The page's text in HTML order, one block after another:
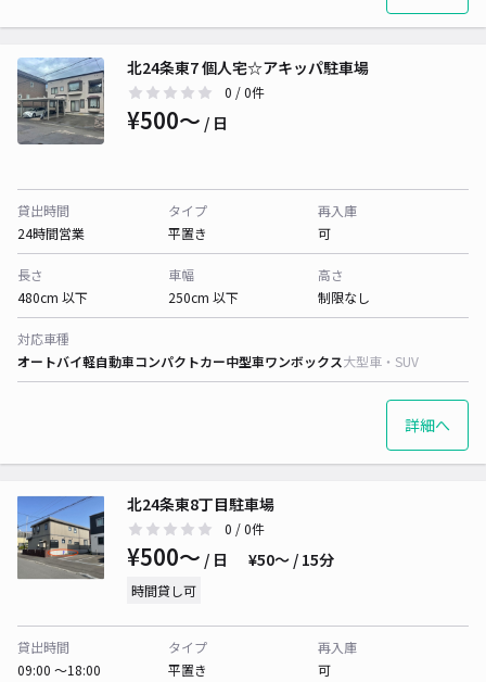
北24条東7 個人宅☆アキッパ駐車場
0 / 0件
¥500〜 / 日
貸出時間
24時間営業
タイプ
平置き
再入庫
可
長さ
480cm 以下
車幅
250cm 以下
高さ
制限なし
対応車種
オートバイ軽自動車コンパクトカー中型車ワンボックス大型車・SUV
詳細へ
北24条東8丁目駐車場
0 / 0件
¥500〜 / 日 ¥50〜 / 15分
時間貸し可
貸出時間
09:00 〜18:00
タイプ
平置き
再入庫
可